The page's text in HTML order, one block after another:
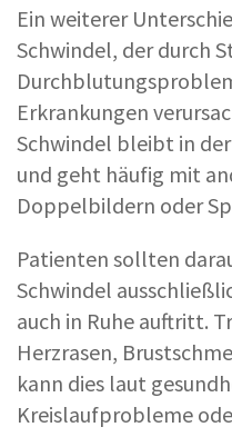
Ein weiterer
Schwindel, der durch
Erkrankungen
Schwindel bleibt in
und geht häufig mit
Doppelbildern oder
Patienten sollten
Schwindel
auch in Ruhe auftritt.
Herzrasen,
kann dies laut
Kreislaufprobleme